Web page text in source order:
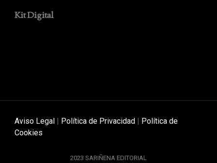
Kit Digital
2023 SARIÑENA EDITORIAL
Aviso Legal | Política de Privacidad | Política de
Cookies